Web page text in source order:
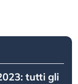
tutti gli